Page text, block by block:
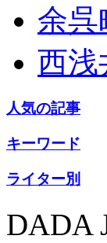
余呉
西浅
人気の記事
キーワード
ライター別
DADA